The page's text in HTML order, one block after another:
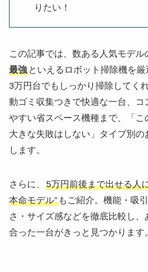
りたい！
この記事では、数ある人気モデル
最強といえるロボット掃除機を厳
3万円台でもしっかり掃除してく
動ゴミ収集つきで快適な一台、コ
やすい省スペース機種まで、「こ
大きな失敗はしない」タイプ別の
します。
さらに、 5万円前後まで出せる人
本命モデル”もご紹介。機能・吸
さ・サイズ感などを徹底比較し、
合った一台がきっと見つかります。